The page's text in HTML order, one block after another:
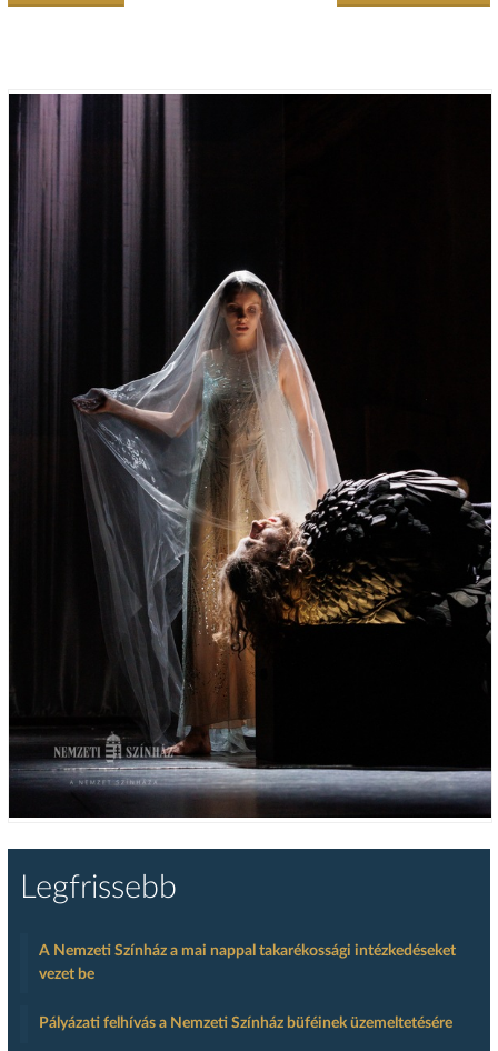
Legfrissebb
A Nemzeti Színház a mai nappal takarékossági intézkedéseket
vezet be
Pályázati felhívás a Nemzeti Színház büféinek üzemeltetésére